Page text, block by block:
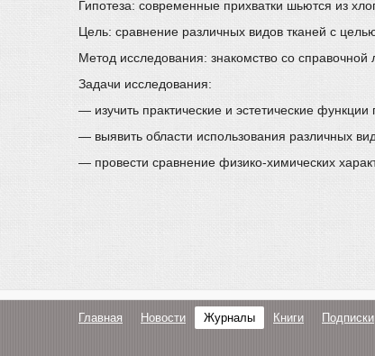
Гипотеза: современные прихватки шьются из
Цель: сравнение различных видов тканей с
Метод исследования: знакомство со справочной
Задачи исследования:
— изучить практические и эстетические функции
— выявить области использования различных
— провести сравнение физико-химических
Главная Новости Журналы Книги Подписки